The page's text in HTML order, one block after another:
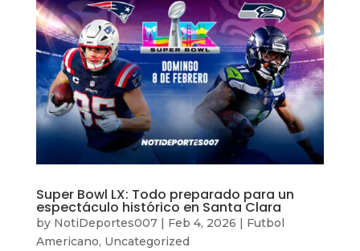
Super Bowl LX: Todo preparado para un
espectáculo histórico en Santa Clara
by NotiDeportes007| Feb 4, 2026 | Futbol
Americano, Uncategorized